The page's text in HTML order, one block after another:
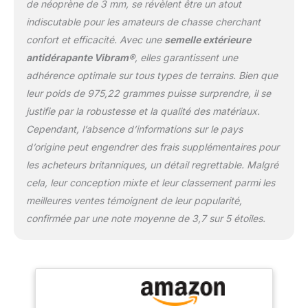
optimal lors de longues
randonnées. Icetrek : en
outre, la semelle
extérieure Vibram assure
un maintien optimal sur
les surfaces glacées ou
lisses. Ceci est
particulièrement
important lors du tir, car
un maintien sûr est
essentiel. Tige : la tige en
fibre de verre est aussi
robuste que stable. La
de néoprène de 3 mm, se révèlent être un atout
indiscutable pour les amateurs de chasse cherchant
confort et efficacité. Avec une semelle extérieure
antidérapante Vibram®, elles garantissent une
adhérence optimale sur tous types de terrains. Bien que
leur poids de 975,22 grammes puisse surprendre, il se
justifie par la robustesse et la qualité des matériaux.
Cependant, l’absence d’informations sur le pays
d’origine peut engendrer des frais supplémentaires pour
les acheteurs britanniques, un détail regrettable. Malgré
cela, leur conception mixte et leur classement parmi les
meilleures ventes témoignent de leur popularité,
confirmée par une note moyenne de 3,7 sur 5 étoiles.